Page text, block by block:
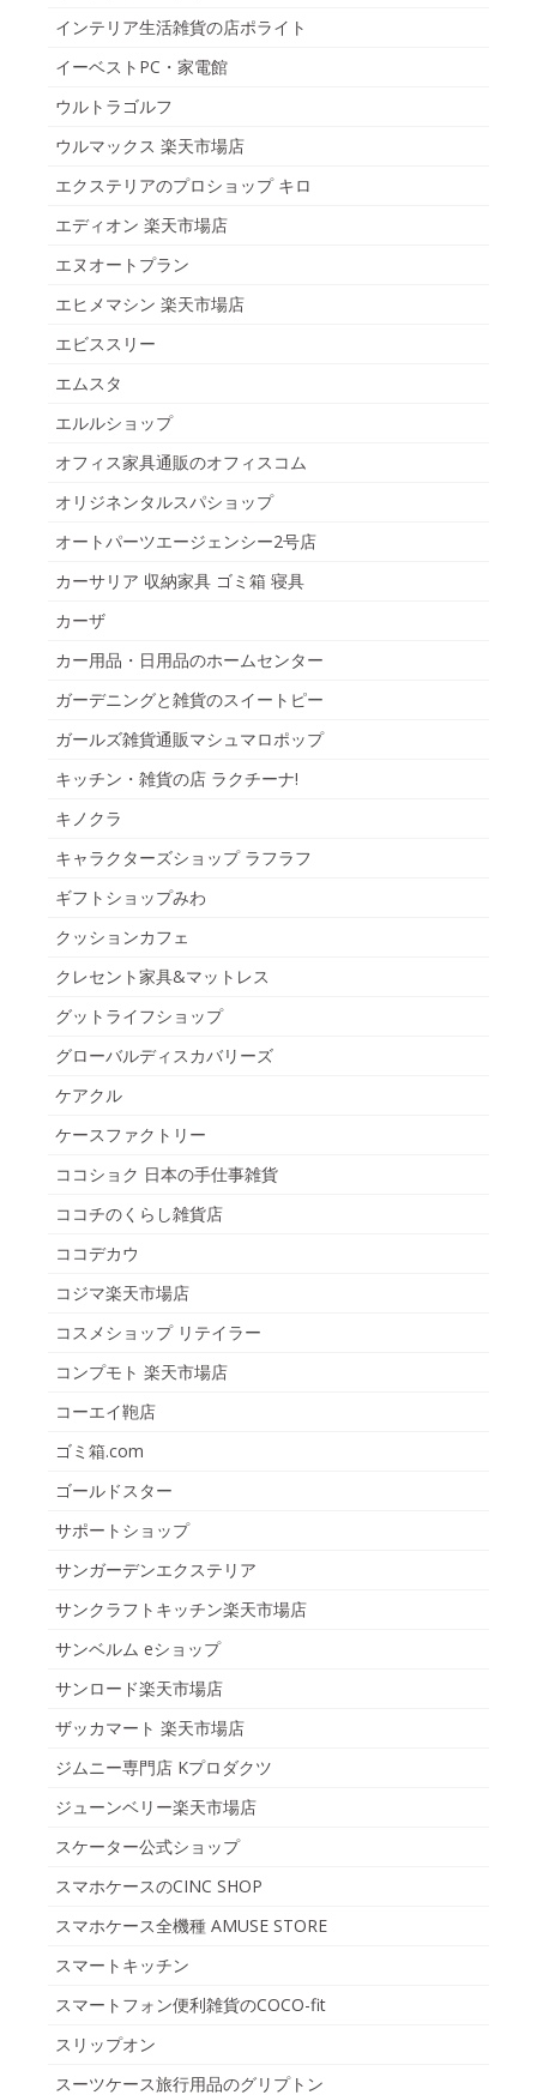
インテリア生活雑貨の店ポライト
イーベストPC・家電館
ウルトラゴルフ
ウルマックス 楽天市場店
エクステリアのプロショップ キロ
エディオン 楽天市場店
エヌオートプラン
エヒメマシン 楽天市場店
エビススリー
エムスタ
エルルショップ
オフィス家具通販のオフィスコム
オリジネンタルスパショップ
オートパーツエージェンシー2号店
カーサリア 収納家具 ゴミ箱 寝具
カーザ
カー用品・日用品のホームセンター
ガーデニングと雑貨のスイートピー
ガールズ雑貨通販マシュマロポップ
キッチン・雑貨の店 ラクチーナ!
キノクラ
キャラクターズショップ ラフラフ
ギフトショップみわ
クッションカフェ
クレセント家具&マットレス
グットライフショップ
グローバルディスカバリーズ
ケアクル
ケースファクトリー
ココショク 日本の手仕事雑貨
ココチのくらし雑貨店
ココデカウ
コジマ楽天市場店
コスメショップ リテイラー
コンプモト 楽天市場店
コーエイ鞄店
ゴミ箱.com
ゴールドスター
サポートショップ
サンガーデンエクステリア
サンクラフトキッチン楽天市場店
サンベルム eショップ
サンロード楽天市場店
ザッカマート 楽天市場店
ジムニー専門店 Kプロダクツ
ジューンベリー楽天市場店
スケーター公式ショップ
スマホケースのCINC SHOP
スマホケース全機種 AMUSE STORE
スマートキッチン
スマートフォン便利雑貨のCOCO-fit
スリップオン
スーツケース旅行用品のグリプトン